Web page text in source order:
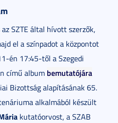
SZTE által hívott szerzők,
el a színpadot a központot
én 17:45-től a Szegedi
című album bemutatójára
Bizottság alapításának 65.
alkalmából készült
kutatóorvost, a SZAB